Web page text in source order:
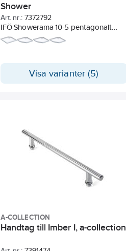
Shower
Art. nr.: 7372792
IFÖ Showerama 10-5 pentagonalt
eller rektanglärt duschkar i stenharts
lackerad Vit
Visa varianter (5)
A-COLLECTION
Handtag till Imber I, a-collection